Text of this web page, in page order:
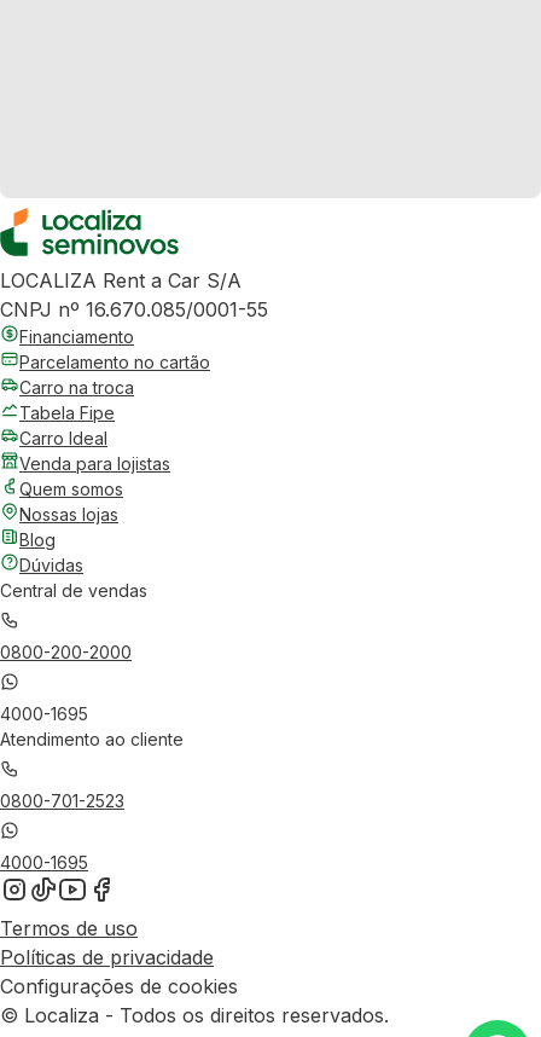
LOCALIZA Rent a Car S/A
CNPJ nº 16.670.085/0001-55
Financiamento
Parcelamento no cartão
Carro na troca
Tabela Fipe
Carro Ideal
Venda para lojistas
Quem somos
Nossas lojas
Blog
Dúvidas
Central de vendas
0800-200-2000
4000-1695
Atendimento ao cliente
0800-701-2523
4000-1695
Termos de uso
Políticas de privacidade
Configurações de cookies
© Localiza - Todos os direitos reservados.